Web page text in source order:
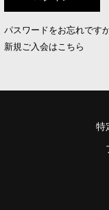
パスワードをお忘れです
新規ご入会はこちら
特